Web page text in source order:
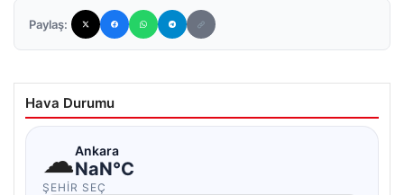
Paylaş:
Hava Durumu
☁Ankara
NaN°C
ŞEHIR SEÇ